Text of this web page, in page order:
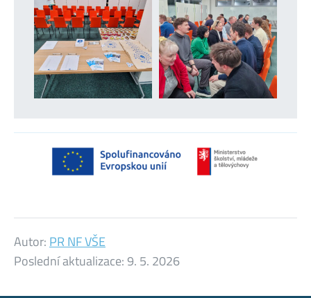
Autor: PR NF VŠE
Poslední aktualizace:9. 5. 2026